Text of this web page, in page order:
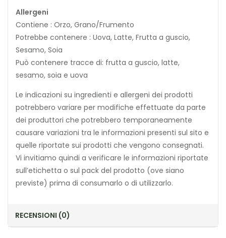
Allergeni
Contiene : Orzo, Grano/Frumento
Potrebbe contenere : Uova, Latte, Frutta a guscio,
Sesamo, Soia
Può contenere tracce di: frutta a guscio, latte,
sesamo, soia e uova
Le indicazioni su ingredienti e allergeni dei prodotti
potrebbero variare per modifiche effettuate da parte
dei produttori che potrebbero temporaneamente
causare variazioni tra le informazioni presenti sul sito e
quelle riportate sui prodotti che vengono consegnati.
Vi invitiamo quindi a verificare le informazioni riportate
sull’etichetta o sul pack del prodotto (ove siano
previste) prima di consumarlo o di utilizzarlo.
RECENSIONI (0)